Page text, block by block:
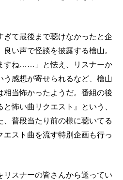
ぎて最後まで聴けなかったと企
い声で怪談を披露する檜山。
すね……」と怯え、リスナーか
感想が寄せられるなど、檜山
相当怖かったようだ。番組の後
怖い曲リクエスト』という、
、普段当たり前の様に聴いてる
エスト曲を流す特別企画も行っ
リスナーの皆さんから送ってい